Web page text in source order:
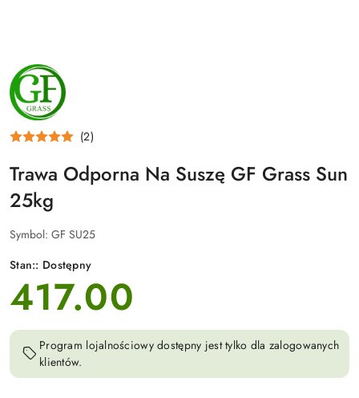
NAZWA
PRODUCENTA:
GF
GRASS
(2)
Trawa Odporna Na Suszę GF Grass Sun
25kg
Symbol: GF SU25
Stan:: Dostępny
cena:
417.00
Program lojalnościowy dostępny jest tylko dla zalogowanych
klientów.